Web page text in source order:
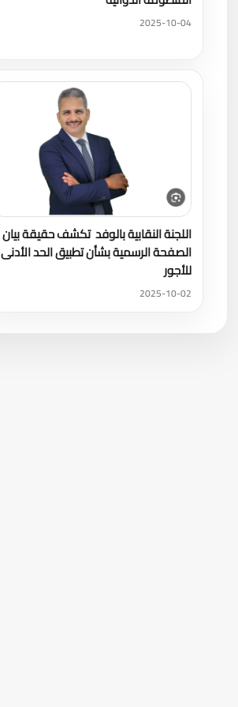
2025-10-04
اللجنة النقابية بالوفد تكشف حقيقة بيان
الصفحة الرسمية بشأن تطبيق الحد الأدنى
للأجور
2025-10-02